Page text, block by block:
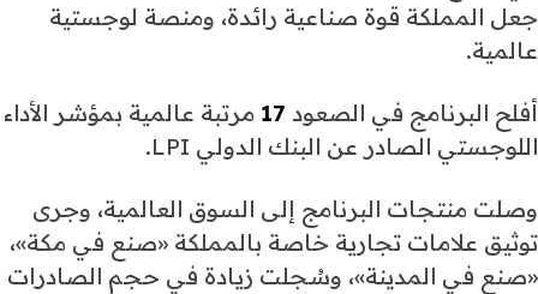
جعل المملكة قوة صناعية رائدة، ومنصة لوجستية
عالمية.
أفلح البرنامج في الصعود 17 مرتبة عالمية بمؤشر الأداء
اللوجستي الصادر عن البنك الدولي LPI.
وصلت منتجات البرنامج إلى السوق العالمية، وجرى
توثيق علامات تجارية خاصة بالمملكة «صنع في مكة»،
«صنع في المدينة»، وسُجلت زيادة في حجم الصادرات